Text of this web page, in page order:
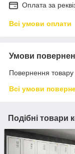
Оплата за
Всі умови оплати
Умови
Повернення
Всі умови
Подібні товари